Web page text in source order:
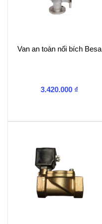
Van an toàn nối bích Besa
3.420.000 ₫